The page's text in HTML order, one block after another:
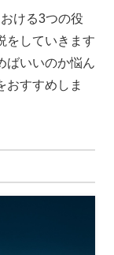
ける3つの役
をしていきます
ばいいのか悩ん
おすすめしま